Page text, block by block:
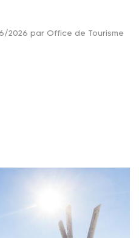
2026 par Office de Tourisme